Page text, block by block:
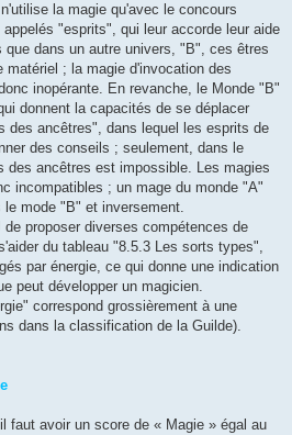
la magie qu'avec le concours
"esprits", qui leur accorde leur aide
dans un autre univers, "B", ces êtres
matériel ; la magie d'invocation des
inopérante. En revanche, le Monde "B"
donnent la capacités de se déplacer
des ancêtres", dans lequel les esprits de
des conseils ; seulement, dans le
des ancêtres est impossible. Les magies
incompatibles ; un mage du monde "A"
mode "B" et inversement.
proposer diverses compétences de
du tableau "8.5.3 Les sorts types",
par énergie, ce qui donne une indication
peut développer un magicien.
correspond grossièrement à une
dans la classification de la Guilde).
faut avoir un score de « Magie » égal au